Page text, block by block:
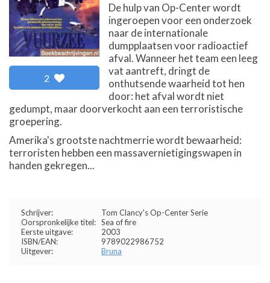
2
De hulp van Op-Center wordt
ingeroepen voor een onderzoek
naar de internationale
dumpplaatsen voor radioactief
afval. Wanneer het team een leeg
vat aantreft, dringt de
onthutsende waarheid tot hen
door: het afval wordt niet
gedumpt, maar doorverkocht aan een terroristische
groepering.
Amerika's grootste nachtmerrie wordt bewaarheid:
terroristen hebben een massavernietigingswapen in
handen gekregen...
Schrijver:
Tom Clancy's Op-Center Serie
Oorspronkelijke titel: Sea of fire
Eerste uitgave:
2003
ISBN/EAN:
9789022986752
Uitgever:
Bruna